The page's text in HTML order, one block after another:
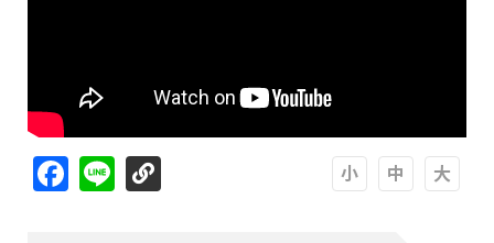
Facebook
Line